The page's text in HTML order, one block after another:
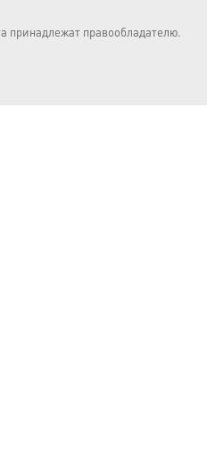
принадлежат правообладателю.